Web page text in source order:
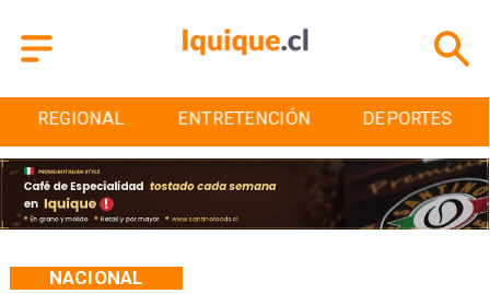
ENTRETENCIÓN DEPORTES CULTURA
NACIONAL